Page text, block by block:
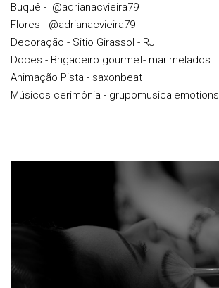
Buquê - @adrianacvieira79
Flores - @adrianacvieira79
Decoração - Sitio Girassol - RJ
Doces - Brigadeiro gourmet- mar.melados
Animação Pista - saxonbeat
Músicos cerimônia - grupomusicalemotions